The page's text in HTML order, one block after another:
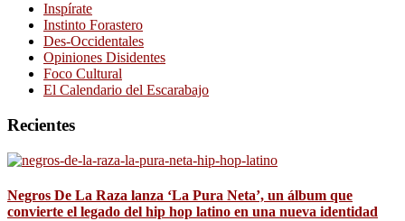
Inspírate
Instinto Forastero
Des-Occidentales
Opiniones Disidentes
Foco Cultural
El Calendario del Escarabajo
Recientes
Negros De La Raza lanza ‘La Pura Neta’, un álbum que
convierte el legado del hip hop latino en una nueva identidad